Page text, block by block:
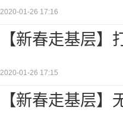
2020-01-26 17:16
【新春走基层
2020-01-26 17:15
【新春走基层】